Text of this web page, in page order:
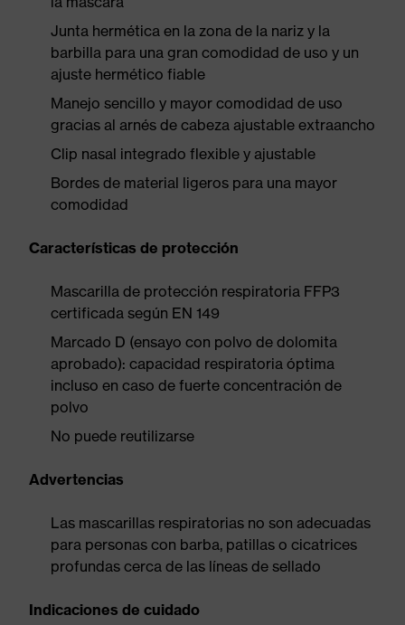
Junta hermética en la zona de la nariz y la
barbilla para una gran comodidad de uso y un
ajuste hermético fiable
Manejo sencillo y mayor comodidad de uso
gracias al arnés de cabeza ajustable extraancho
Clip nasal integrado flexible y ajustable
Bordes de material ligeros para una mayor
comodidad
Características de protección
Mascarilla de protección respiratoria FFP3
certificada según EN 149
Marcado D (ensayo con polvo de dolomita
aprobado): capacidad respiratoria óptima
incluso en caso de fuerte concentración de
polvo
No puede reutilizarse
Advertencias
Las mascarillas respiratorias no son adecuadas
para personas con barba, patillas o cicatrices
profundas cerca de las líneas de sellado
Indicaciones de cuidado